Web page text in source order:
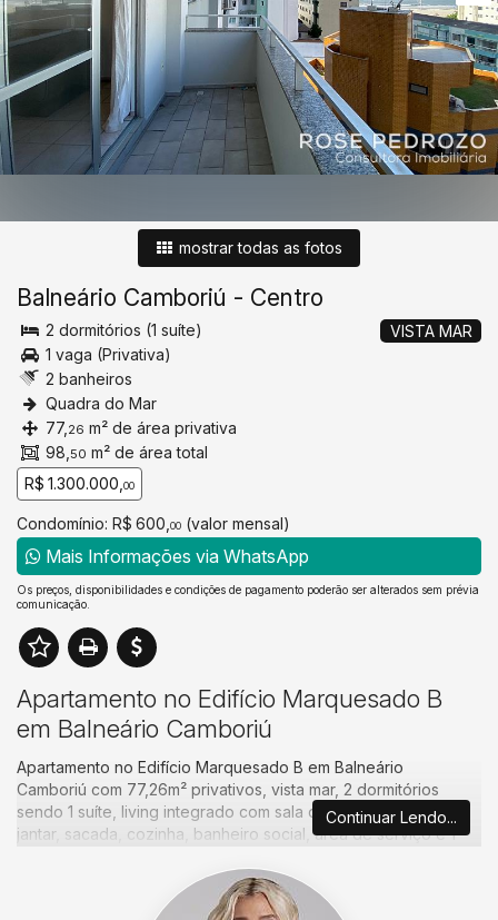
mostrar todas as fotos
Balneário Camboriú - Centro
VISTA MAR
2 dormitórios (1 suíte)
1 vaga (Privativa)
2 banheiros
Quadra do Mar
77, 26 m² de área privativa
98, 50 m² de área total
R$ 1.300.000, 00
Condomínio: R$ 600, 00 (valor mensal)
Mais Informações via WhatsApp
Os preços, disponibilidades e condições de pagamento poderão ser alterados sem prévia
comunicação.
Apartamento no Edifício Marquesado B
em Balneário Camboriú
Apartamento no Edifício Marquesado B em Balneário
Camboriú com 77,26m² privativos, vista mar, 2 dormitórios
sendo 1 suíte, living integrado com sala de estar e sala de
jantar, sacada, cozinha, banheiro social, área de serviço e 1
Empreendimento localizado na quadra do mar, em uma das
melhores regiões de Balneário Camboriú. Situado no início da
Continuar Lendo...